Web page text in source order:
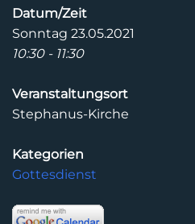
Datum/Zeit
Sonntag 23.05.2021
10:30 - 11:30
Veranstaltungsort
Stephanus-Kirche
Kategorien
Gottesdienst